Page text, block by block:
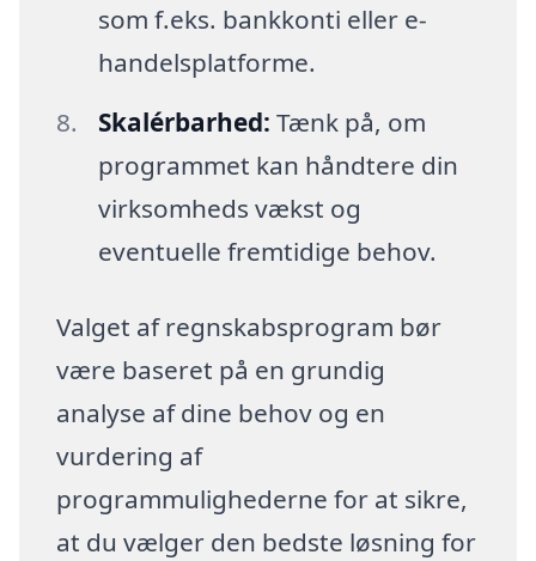
som f.eks. bankkonti eller e-
handelsplatforme.
Skalérbarhed: Tænk på, om
programmet kan håndtere din
virksomheds vækst og
eventuelle fremtidige behov.
Valget af regnskabsprogram bør
være baseret på en grundig
analyse af dine behov og en
vurdering af
programmulighederne for at sikre,
at du vælger den bedste løsning for